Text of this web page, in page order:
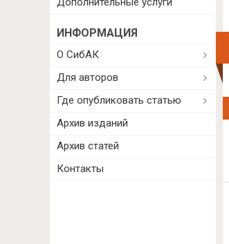
ИНФОРМАЦИЯ
О СибАК
Для авторов
Где опубликовать статью
Архив изданий
Архив статей
Контакты